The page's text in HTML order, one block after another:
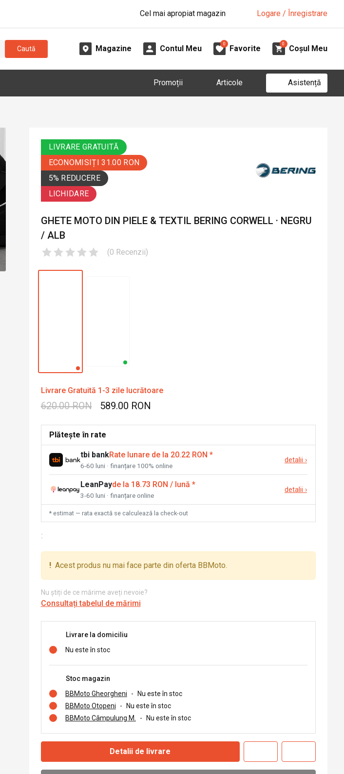
Cel mai apropiat magazin Logare / Înregistrare
Caută Magazine Contul Meu
0
Favorite
0
Coșul Meu
Promoții Articole Asistență
LIVRARE GRATUITĂ
ECONOMISIȚI 31.00 RON
5% REDUCERE
LICHIDARE
GHETE MOTO DIN PIELE & TEXTIL BERING CORWELL · NEGRU
/ ALB
(0 Recenzii)
Livrare Gratuită 1-3 zile lucrătoare
620.00 RON 589.00 RON
Plătește în rate
tbi bankRate lunare de la 20.22 RON *
6-60 luni · finanțare 100% online
detalii ›
LeanPayde la 18.73 RON / lună *
3-60 luni · finanțare online
detalii ›
* estimat — rata exactă se calculează la check-out
:
! Acest produs nu mai face parte din oferta BBMoto.
Nu știți de ce mărime aveți nevoie?
Consultați tabelul de mărimi
Livrare la domiciliu
Nu este în stoc
Stoc magazin
BBMoto Gheorgheni
- Nu este în stoc
BBMoto Otopeni
- Nu este în stoc
BBMoto Câmpulung M.
- Nu este în stoc
Detalii de livrare